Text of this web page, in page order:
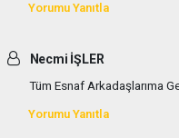
Yorumu Yanıtla
Necmi İŞLER
Tüm Esnaf Arkadaşlarıma
Yorumu Yanıtla